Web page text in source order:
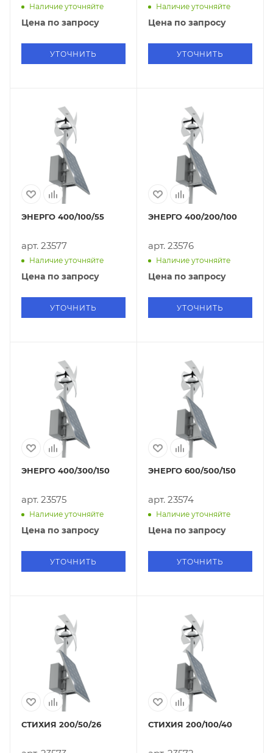
Наличие уточняйте
Цена по запросу
УТОЧНИТЬ
Наличие уточняйте
Цена по запросу
УТОЧНИТЬ
ЭНЕРГО 400/100/55
арт. 23577
Наличие уточняйте
Цена по запросу
УТОЧНИТЬ
ЭНЕРГО 400/200/100
арт. 23576
Наличие уточняйте
Цена по запросу
УТОЧНИТЬ
ЭНЕРГО 400/300/150
арт. 23575
Наличие уточняйте
Цена по запросу
УТОЧНИТЬ
ЭНЕРГО 600/500/150
арт. 23574
Наличие уточняйте
Цена по запросу
УТОЧНИТЬ
СТИХИЯ 200/50/26 СТИХИЯ 200/100/40